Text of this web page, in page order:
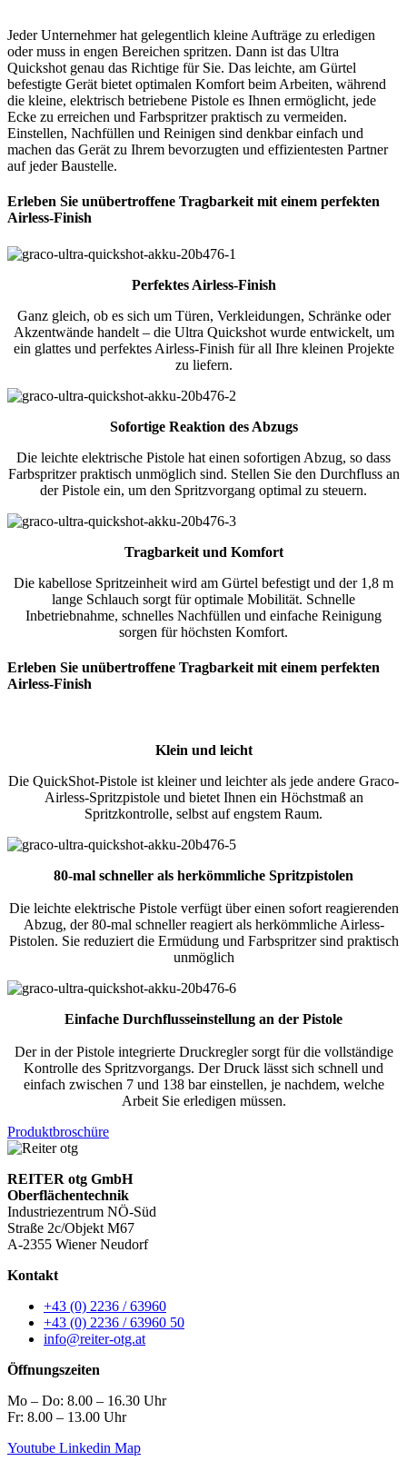
Jeder Unternehmer hat gelegentlich kleine Aufträge zu erledigen
oder muss in engen Bereichen spritzen. Dann ist das Ultra
Quickshot genau das Richtige für Sie. Das leichte, am Gürtel
befestigte Gerät bietet optimalen Komfort beim Arbeiten, während
die kleine, elektrisch betriebene Pistole es Ihnen ermöglicht, jede
Ecke zu erreichen und Farbspritzer praktisch zu vermeiden.
Einstellen, Nachfüllen und Reinigen sind denkbar einfach und
machen das Gerät zu Ihrem bevorzugten und effizientesten Partner
auf jeder Baustelle.
Erleben Sie unübertroffene Tragbarkeit mit einem perfekten
Airless-Finish
Perfektes Airless-Finish
Ganz gleich, ob es sich um Türen, Verkleidungen, Schränke oder
Akzentwände handelt – die Ultra Quickshot wurde entwickelt, um
ein glattes und perfektes Airless-Finish für all Ihre kleinen Projekte
zu liefern.
Sofortige Reaktion des Abzugs
Die leichte elektrische Pistole hat einen sofortigen Abzug, so dass
Farbspritzer praktisch unmöglich sind. Stellen Sie den Durchfluss an
der Pistole ein, um den Spritzvorgang optimal zu steuern.
Tragbarkeit und Komfort
Die kabellose Spritzeinheit wird am Gürtel befestigt und der 1,8 m
lange Schlauch sorgt für optimale Mobilität. Schnelle
Inbetriebnahme, schnelles Nachfüllen und einfache Reinigung
sorgen für höchsten Komfort.
Erleben Sie unübertroffene Tragbarkeit mit einem perfekten
Airless-Finish
Klein und leicht
Die QuickShot-Pistole ist kleiner und leichter als jede andere Graco-
Airless-Spritzpistole und bietet Ihnen ein Höchstmaß an
Spritzkontrolle, selbst auf engstem Raum.
80-mal schneller als herkömmliche Spritzpistolen
Die leichte elektrische Pistole verfügt über einen sofort reagierenden
Abzug, der 80-mal schneller reagiert als herkömmliche Airless-
Pistolen. Sie reduziert die Ermüdung und Farbspritzer sind praktisch
unmöglich
Einfache Durchflusseinstellung an der Pistole
Der in der Pistole integrierte Druckregler sorgt für die vollständige
Kontrolle des Spritzvorgangs. Der Druck lässt sich schnell und
einfach zwischen 7 und 138 bar einstellen, je nachdem, welche
Arbeit Sie erledigen müssen.
Produktbroschüre
REITER otg GmbH
Oberflächentechnik
Industriezentrum NÖ-Süd
Straße 2c/Objekt M67
A-2355 Wiener Neudorf
Kontakt
+43 (0) 2236 / 63960
+43 (0) 2236 / 63960 50
info@reiter-otg.at
Öffnungszeiten
Mo – Do: 8.00 – 16.30 Uhr
Fr: 8.00 – 13.00 Uhr
Youtube Linkedin Map